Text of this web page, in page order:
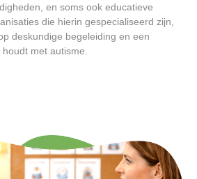
en soms ook educatieve
die hierin gespecialiseerd zijn,
deskundige begeleiding en een
met autisme.